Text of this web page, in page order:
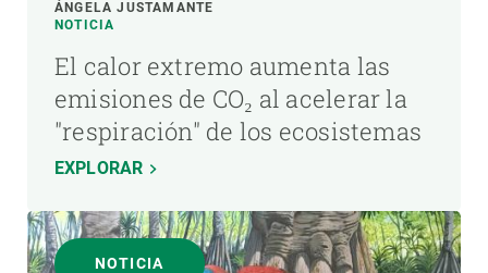
ÁNGELA JUSTAMANTE
NOTICIA
El calor extremo aumenta las
emisiones de CO₂ al acelerar la
"respiración" de los ecosistemas
EXPLORAR
NOTICIA